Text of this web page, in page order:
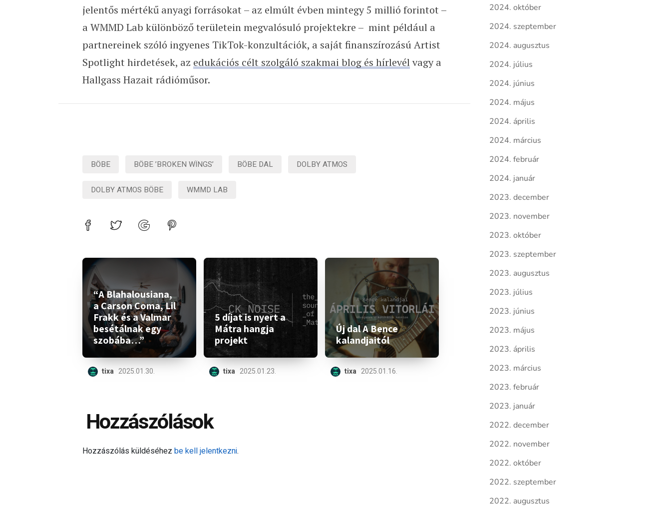
jelentős mértékű anyagi forrásokat – az elmúlt évben mintegy 5 millió forintot –
a WMMD Lab különböző területein megvalósuló projektekre – mint például a
partnereinek szóló ingyenes TikTok-konzultációk, a saját finanszírozású Artist
Spotlight hirdetések, az edukációs célt szolgáló szakmai blog és hírlevélvagy a
Hallgass Hazait rádióműsor.
BÖBE BÖBE ’BROKEN WÏNGS’ BÖBE DAL DOLBY ATMOS
DOLBY ATMOS BÖBE WMMD LAB
“A Blahalousiana,
a Carson Coma, Lil
Frakk és a Valmar
besétálnak egy
szobába…”
tixa 2025.01.30.
5 díjat is nyert a
Mátra hangja
projekt
tixa 2025.01.23.
Új dal A Bence
kalandjaitól
tixa 2025.01.16.
Hozzászólások
Hozzászólás küldéséhez be kell jelentkezni.
2024. október
2024. szeptember
2024. augusztus
2024. július
2024. június
2024. május
2024. április
2024. március
2024. február
2024. január
2023. december
2023. november
2023. október
2023. szeptember
2023. augusztus
2023. július
2023. június
2023. május
2023. április
2023. március
2023. február
2023. január
2022. december
2022. november
2022. október
2022. szeptember
2022. augusztus